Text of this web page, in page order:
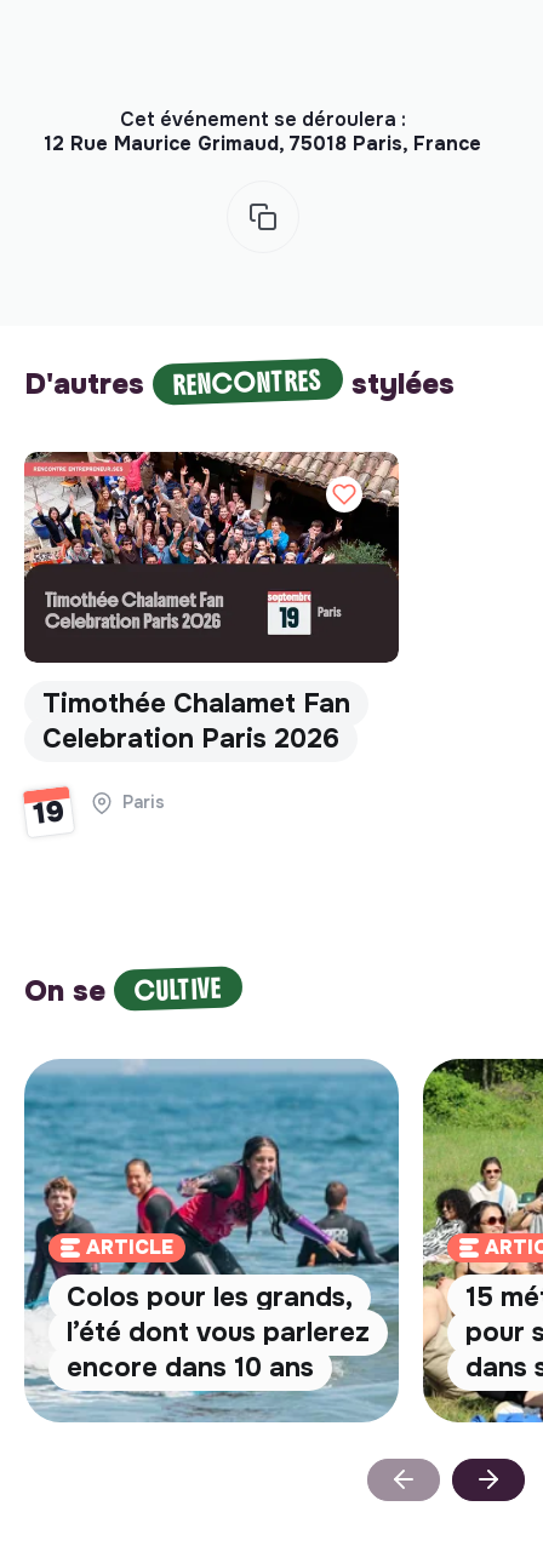
Cet événement se déroulera :
12 Rue Maurice Grimaud, 75018 Paris, France
D'autres RENCONTRES stylées
Timothée Chalamet Fan
Celebration Paris 2026
19 Paris
On se CULTIVE
ARTICLE
Colos pour les grands,
l’été dont vous parlerez
encore dans 10 ans
15
pour
dans